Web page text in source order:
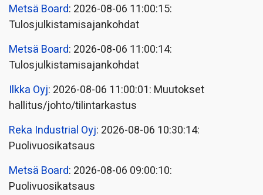
Metsä Board: 2026-08-06 11:00:15:
Tulosjulkistamisajankohdat
Metsä Board: 2026-08-06 11:00:14:
Tulosjulkistamisajankohdat
Ilkka Oyj: 2026-08-06 11:00:01: Muutokset
hallitus/johto/tilintarkastus
Reka Industrial Oyj: 2026-08-06 10:30:14:
Puolivuosikatsaus
Metsä Board: 2026-08-06 09:00:10:
Puolivuosikatsaus